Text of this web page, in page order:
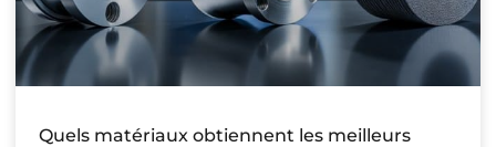
Quels matériaux obtiennent les meilleurs